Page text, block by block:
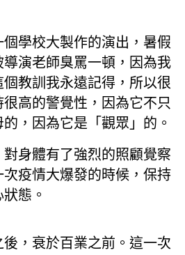
學校大製作的演出，暑假
演老師臭罵一頓，因為我
教訓我永遠記得，所以很
高的警覺性，因為它不只
，因為它是「觀眾」的。
身體有了強烈的照顧覺察
疫情大爆發的時候，保持
態。
，衰於百業之前。這一次